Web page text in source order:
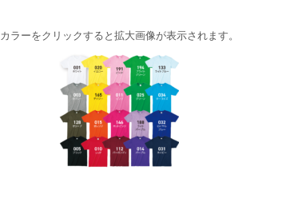
カラーをクリックすると拡大画像が表示されます。